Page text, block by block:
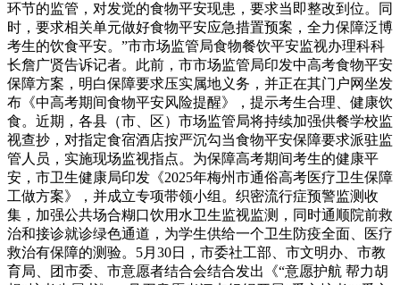
环节的监管，对发觉的食物平安现患，要求当即整改到位。同
时，要求相关单元做好食物平安应急措置预案，全力保障泛博
考生的饮食平安。”市市场监管局食物餐饮平安监视办理科科
长詹广贤告诉记者。此前，市市场监管局印发中高考食物平安
保障方案，明白保障要求压实属地义务，并正在其门户网坐发
布《中高考期间食物平安风险提醒》，提示考生合理、健康饮
食。近期，各县（市、区）市场监管局将持续加强供餐学校监
视查抄，对指定食宿酒店按严沉勾当食物平安保障要求派驻监
管人员，实施现场监视指点。为保障高考期间考生的健康平
安，市卫生健康局印发《2025年梅州市通俗高考医疗卫生保障
工做方案》，并成立专项带领小组。织密流行症预警监测收
集，加强公共场合糊口饮用水卫生监视监测，同时通顺院前救
治和接诊就诊绿色通道，为学生供给一个卫生防疫全面、医疗
救治有保障的测验。5月30日，市委社工部、市文明办、市教
育局、团市委、市意愿者结合会结合发出《“意愿护航 帮力胡